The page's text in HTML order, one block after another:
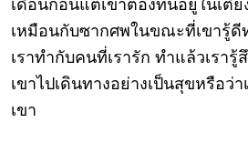
เดือนก่อนแต่เขาต้องทนอยู่ในเตี
เหมือนกับซากศพในขณะที่เขารู้
เราทำกับคนที่เรารัก ทำแล้วเรารู้
เขาไปเดินทางอย่างเป็นสุขหรือว่
เขา